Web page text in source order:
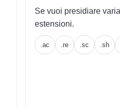
Se vuoi presidiare
estensioni.
.ac .re .sc .sh